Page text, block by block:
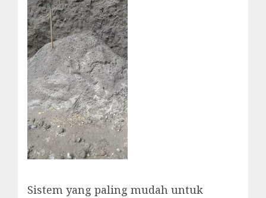
Sistem yang paling mudah untuk